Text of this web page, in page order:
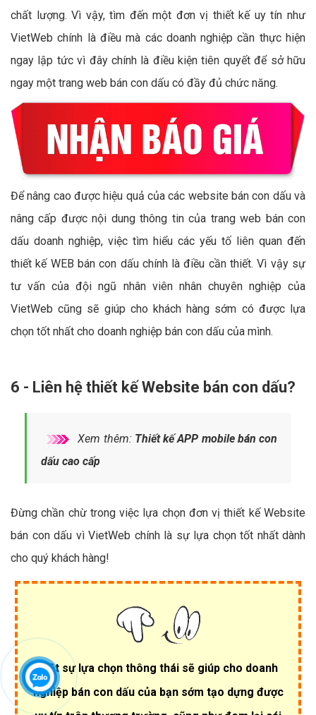
chất lượng. Vì vậy, tìm đến một đơn vị thiết kế uy tín như
VietWeb chính là điều mà các doanh nghiệp cần thực hiện
ngay lập tức vì đây chính là điều kiện tiên quyết để sở hữu
ngay một trang web bán con dấu có đầy đủ chức năng.
Để nâng cao được hiệu quả của các website bán con dấu và
nâng cấp được nội dung thông tin của trang web bán con
dấu doanh nghiệp, việc tìm hiểu các yếu tố liên quan đến
thiết kế WEB bán con dấu chính là điều cần thiết. Vì vậy sự
tư vấn của đội ngũ nhân viên nhân chuyên nghiệp của
VietWeb cũng sẽ giúp cho khách hàng sớm có được lựa
chọn tốt nhất cho doanh nghiệp bán con dấu của mình.
6 - Liên hệ thiết kế Website bán con dấu?
Xem thêm: Thiết kế APP mobile bán con
dấu cao cấp
Đừng chần chừ trong việc lựa chọn đơn vị thiết kế Website
bán con dấu vì VietWeb chính là sự lựa chọn tốt nhất dành
cho quý khách hàng!
Một sự lựa chọn thông thái sẽ giúp cho doanh
nghiệp bán con dấu của bạn sớm tạo dựng được